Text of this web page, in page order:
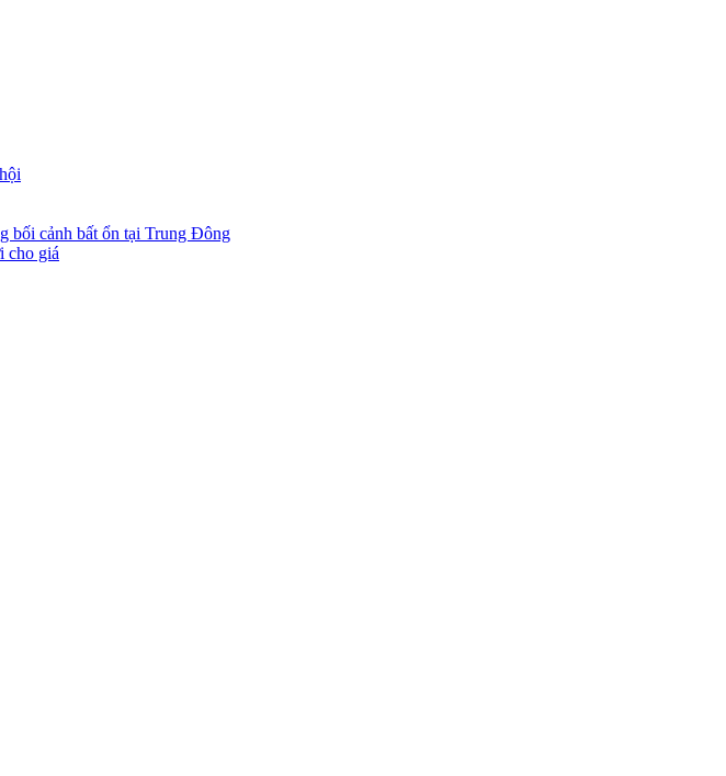
bối cảnh bất ổn tại Trung Đông
cho giá